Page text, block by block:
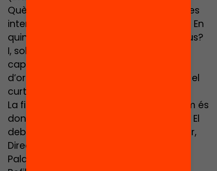
Què sabem sobre l’efectivitat d’aquestes
intervencions? Quines funcionen millor? En
quines condicions? Per a quins col·lectius?
I, sobretot, com podem fer per avançar
cap a sistemes, dispositius i programes
d’orientació educativa més efectius en el
curt i en el llarg termini a casa nostra?
La finalitat del debat que aquí anunciem és
donar resposta a aquests interrogants. El
debat serà presentat per Marc Balaguer,
Director d’Ivàlua, i moderat per Ismael
Palacín, Director de la Fundació Jaume